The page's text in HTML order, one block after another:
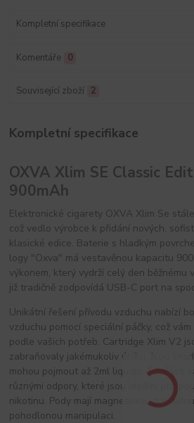
Kompletní specifikace
Komentáře 0
Související zboží 2
Kompletní specifikace
OXVA Xlim SE Classic
900mAh
Elektronické cigarety OXVA Xlim Se
což vedlo výrobce k přidání nových,
klasické edice. Baterie s hladkým
logy "Oxva" má vestavěnou kapacitu
výkonem, který vydrží celý den běžnému
již tradičně zodpovídá USB-C port na
Unikátní řešení přívodu vzduchu nabízí
vzduchu pomocí speciální páčky, což
podle vašich potřeb. Cartridge Xlim V2
zabraňovaly jakémukoliv úniku. Jsou
mohou pojmout až 2ml liquidu. Součástí
různými odpory, které jsou ideální pro
nikotinu. Pody mají magnetickou
pohodlonou manipulaci.